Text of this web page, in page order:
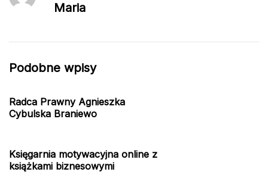
Maria
Podobne wpisy
Radca Prawny Agnieszka
Cybulska Braniewo
Księgarnia motywacyjna online z
książkami biznesowymi